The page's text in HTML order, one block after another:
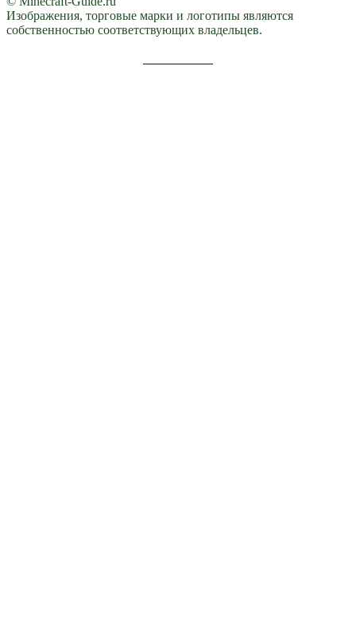
Изображения, торговые марки и логотипы являются
собственностью соответствующих владельцев.